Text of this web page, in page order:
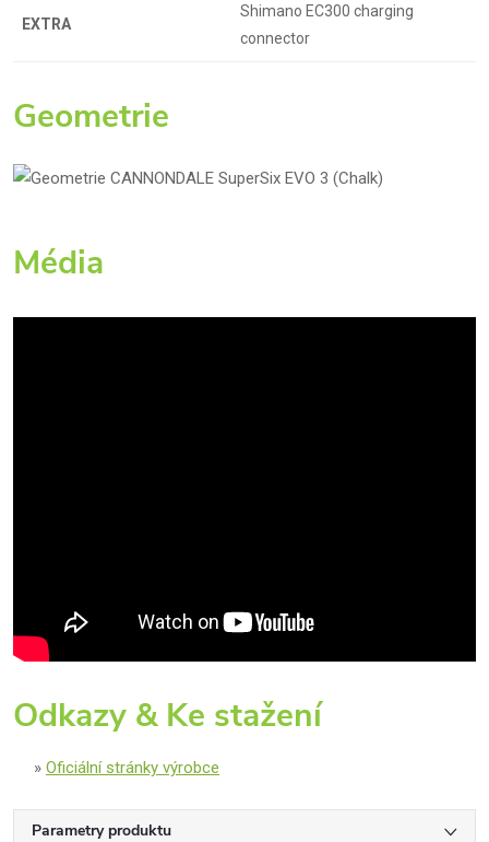
EXTRA
Shimano EC300 charging
connector
Geometrie
Média
Odkazy & Ke stažení
Oficiální stránky výrobce
Parametry produktu